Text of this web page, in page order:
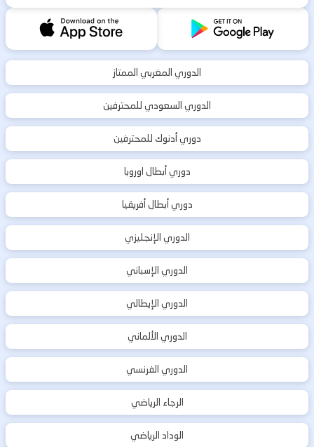
الدوري المغربي الممتاز
الدوري السعودي للمحترفين
دوري أدنوك للمحترفين
دوري أبطال اوروبا
دوري أبطال أفريقيا
الدوري الإنجليزي
الدوري الإسباني
الدوري الإيطالي
الدوري الألماني
الدوري الفرنسي
الرجاء الرياضي
الوداد الرياضي